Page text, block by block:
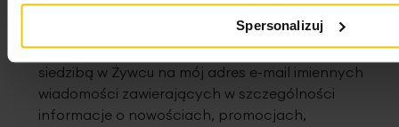
Spersonalizuj
Wyrażam zgodę na przesyłanie przez
„EUROFIRANY” B.B. Choczyńscy spółka jawna z
siedzibą w Żywcu na mój adres e-mail imiennych
wiadomości zawierających w szczególności
informacje o nowościach, promocjach,